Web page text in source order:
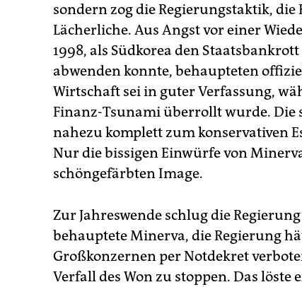
sondern zog die Regierungstaktik, die
Lächerliche. Aus Angst vor einer
1998, als Südkorea den
abwenden konnte, behaupteten
Wirtschaft sei in guter Verfassung,
Finanz-Tsunami überrollt wurde. Die
nahezu komplett zum konservativen
Nur die bissigen Einwürfe von
schöngefärbten Image.
Zur Jahreswende schlug die
behauptete Minerva, die Regierung
Großkonzernen per Notdekret
Verfall des Won zu stoppen. Das